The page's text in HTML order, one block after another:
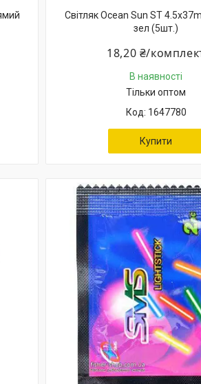
Світляк Ocean Sun ST
зел (5шт.)
18,20 ₴/
В наявності
Тільки оптом
1647780
Купити